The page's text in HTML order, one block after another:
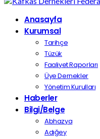
Anasayfa
Kurumsal
Tarihçe
Tüzük
Faaliyet Raporları
Üye Dernekler
Yönetim Kurulları
Haberler
Bilgi/Belge
Abhazya
Adığey